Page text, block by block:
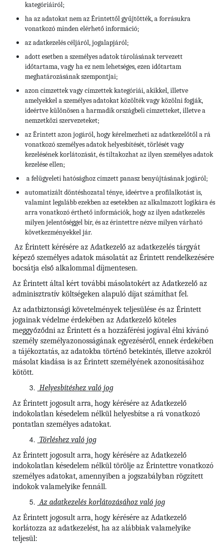
kategóriáiról;
ha az adatokat nem az Érintettől gyűjtötték, a forrásukra
vonatkozó minden elérhető információ;
az adatkezelés céljáról, jogalapjáról;
adott esetben a személyes adatok tárolásának tervezett
időtartama, vagy ha ez nem lehetséges, ezen időtartam
meghatározásának szempontjai;
azon címzettek vagy címzettek kategóriái, akikkel, illetve
amelyekkel a személyes adatokat közölték vagy közölni fogják,
ideértve különösen a harmadik országbeli címzetteket, illetve a
nemzetközi szervezeteket;
az Érintett azon jogáról, hogy kérelmezheti az adatkezelőtől a rá
vonatkozó személyes adatok helyesbítését, törlését vagy
kezelésének korlátozását, és tiltakozhat az ilyen személyes adatok
kezelése ellen;
a felügyeleti hatósághoz címzett panasz benyújtásának jogáról;
automatizált döntéshozatal ténye, ideértve a profilalkotást is,
valamint legalább ezekben az esetekben az alkalmazott logikára és
arra vonatkozó érthető információk, hogy az ilyen adatkezelés
milyen jelentőséggel bír, és az érintettre nézve milyen várható
következményekkel jár.
Az Érintett kérésére az Adatkezelő az adatkezelés tárgyát
képező személyes adatok másolatát az Érintett rendelkezésére
bocsátja első alkalommal díjmentesen.
Az Érintett által kért további másolatokért az Adatkezelő az
adminisztratív költségeken alapuló díjat számíthat fel.
Az adatbiztonsági követelmények teljesülése és az Érintett
jogainak védelme érdekében az Adatkezelő köteles
meggyőződni az Érintett és a hozzáférési jogával élni kívánó
személy személyazonosságának egyezéséről, ennek érdekében
a tájékoztatás, az adatokba történő betekintés, illetve azokról
másolat kiadása is az Érintett személyének azonosításához
kötött.
Helyesbítéshez való jog
Az Érintett jogosult arra, hogy kérésére az Adatkezelő
indokolatlan késedelem nélkül helyesbítse a rá vonatkozó
pontatlan személyes adatokat.
Törléshez való jog
Az Érintett jogosult arra, hogy kérésére az Adatkezelő
indokolatlan késedelem nélkül törölje az Érintettre vonatkozó
személyes adatokat, amennyiben a jogszabályban rögzített
indokok valamelyike fennáll.
Az adatkezelés korlátozásához való jog
Az Érintett jogosult arra, hogy kérésére az Adatkezelő
korlátozza az adatkezelést, ha az alábbiak valamelyike
teljesül: